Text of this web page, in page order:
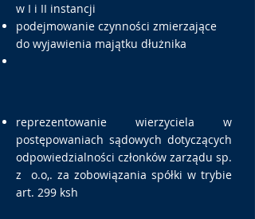
reprezentowanie wierzyciela w
postępowaniach sądowych dotyczących
odpowiedzialności członków zarządu sp.
z o.o,. za zobowiązania spółki w trybie
art. 299 ksh
w I i II instancji
podejmowanie czynności zmierzające
do wyjawienia majątku dłużnika